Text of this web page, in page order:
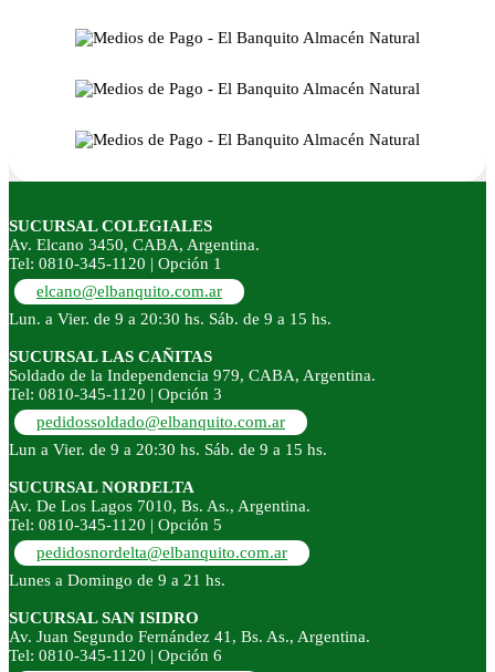
SUCURSAL COLEGIALES
Av. Elcano 3450, CABA, Argentina.
Tel: 0810-345-1120 | Opción 1
elcano@elbanquito.com.ar
Lun. a Vier. de 9 a 20:30 hs. Sáb. de 9 a 15 hs.
SUCURSAL LAS CAÑITAS
Soldado de la Independencia 979, CABA, Argentina.
Tel: 0810-345-1120 | Opción 3
pedidossoldado@elbanquito.com.ar
Lun a Vier. de 9 a 20:30 hs. Sáb. de 9 a 15 hs.
SUCURSAL NORDELTA
Av. De Los Lagos 7010, Bs. As., Argentina.
Tel: 0810-345-1120 | Opción 5
pedidosnordelta@elbanquito.com.ar
Lunes a Domingo de 9 a 21 hs.
SUCURSAL SAN ISIDRO
Av. Juan Segundo Fernández 41, Bs. As., Argentina.
Tel: 0810-345-1120 | Opción 6